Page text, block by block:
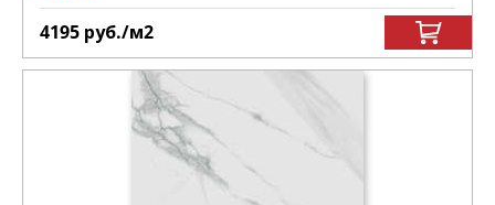
4195 руб./м2